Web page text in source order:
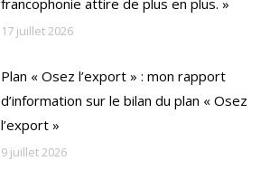
francophonie attire de plus en plus. »
17 juillet 2026
Plan « Osez l’export » : mon rapport
d’information sur le bilan du plan « Osez
l’export »
9 juillet 2026